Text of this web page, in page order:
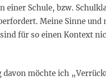
einer Schule, bzw.
Meine Sinne und
für so einen Kontext
davon möchte ich